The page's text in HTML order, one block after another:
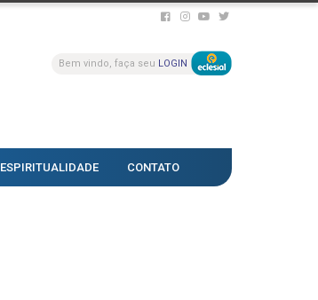
Bem vindo, faça seu LOGIN
ESPIRITUALIDADE CONTATO